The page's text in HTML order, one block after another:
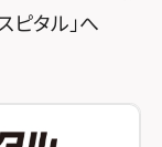
スパ
ピタル」へ